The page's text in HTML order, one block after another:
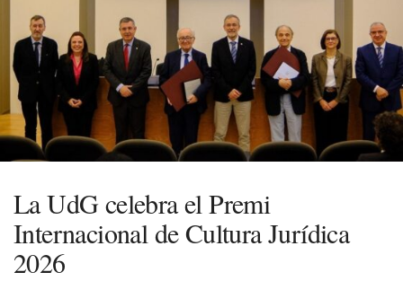
La UdG celebra el Premi
Internacional de Cultura Jurídica
2026